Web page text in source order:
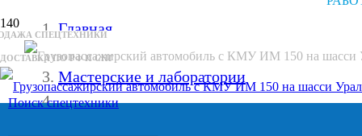
СПЕЦТЕХНИКИ
ДОСТАВКА ПО РФ И СНГ
Поиск спецтехники
Главная
Мастерские и лаборатории